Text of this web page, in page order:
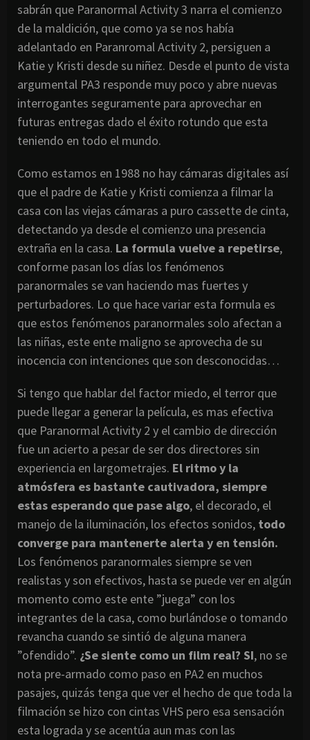
sabrán que Paranormal Activity 3 narra el comienzo
de la maldición, que como ya se nos había
adelantado en Paranromal Activity 2, persiguen a
Katie y Kristi desde su niñez. Desde el punto de vista
argumental PA3 responde muy poco y abre nuevas
interrogantes seguramente para aprovechar en
futuras entregas dado el éxito rotundo que esta
teniendo en todo el mundo.
Como estamos en 1988 no hay cámaras digitales así
que el padre de Katie y Kristi comienza a filmar la
casa con las viejas cámaras a puro cassette de cinta,
detectando ya desde el comienzo una presencia
extraña en la casa. La formula vuelve a repetirse,
conforme pasan los días los fenómenos
paranormales se van haciendo mas fuertes y
perturbadores. Lo que hace variar esta formula es
que estos fenómenos paranormales solo afectan a
las niñas, este ente maligno se aprovecha de su
inocencia con intenciones que son desconocidas…
Si tengo que hablar del factor miedo, el terror que
puede llegar a generar la película, es mas efectiva
que Paranormal Activity 2 y el cambio de dirección
fue un acierto a pesar de ser dos directores sin
experiencia en largometrajes. El ritmo y la
atmósfera es bastante cautivadora, siempre
estas esperando que pase algo, el decorado, el
manejo de la iluminación, los efectos sonidos, todo
converge para mantenerte alerta y en tensión.
Los fenómenos paranormales siempre se ven
realistas y son efectivos, hasta se puede ver en algún
momento como este ente ”juega” con los
integrantes de la casa, como burlándose o tomando
revancha cuando se sintió de alguna manera
”ofendido”. ¿Se siente como un film real? SI, no se
nota pre-armado como paso en PA2 en muchos
pasajes, quizás tenga que ver el hecho de que toda la
filmación se hizo con cintas VHS pero esa sensación
esta lograda y se acentúa aun mas con las